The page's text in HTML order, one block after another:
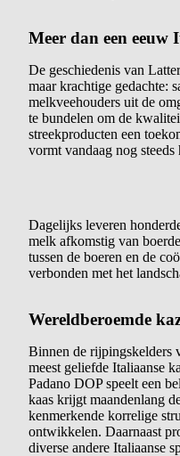
Meer dan een eeuw
De geschiedenis van
maar krachtige gedachte:
melkveehouders uit de
te bundelen om de
streekproducten een
vormt vandaag nog
Dagelijks leveren
melk afkomstig van
tussen de boeren en de
verbonden met het
Wereldberoemde
Binnen de rijpingskelders
meest geliefde Italiaanse
Padano DOP speelt een
kaas krijgt maandenlang
kenmerkende korrelige
ontwikkelen. Daarnaast
diverse andere Italiaanse